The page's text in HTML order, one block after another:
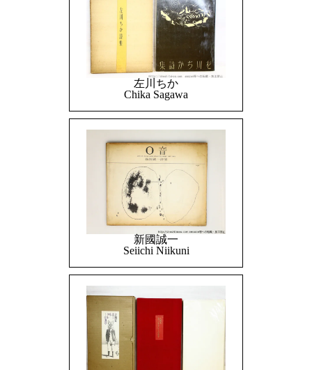
左川ちか
Chika Sagawa
新國誠一
Seiichi Niikuni